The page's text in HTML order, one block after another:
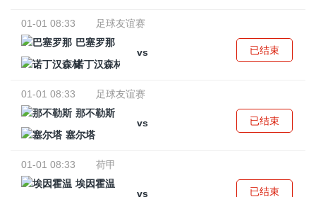
01-01 08:33
足球友谊赛
巴塞罗那
vs
诺丁汉森林
已结束
01-01 08:33
足球友谊赛
那不勒斯
vs
塞尔塔
已结束
01-01 08:33
荷甲
埃因霍温
vs
已结束